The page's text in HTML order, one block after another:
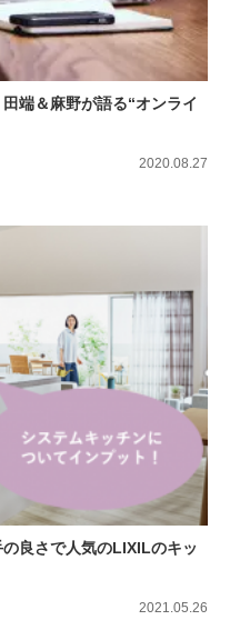
端＆麻野が語る“オンライ
2020.08.27
の良さで人気のLIXILのキッ
2021.05.26